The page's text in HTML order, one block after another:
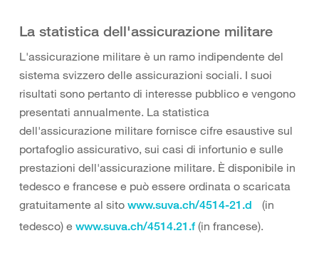
La statistica dell'assicurazione militare
L'assicurazione militare è un ramo indipendente del
sistema svizzero delle assicurazioni sociali. I suoi
risultati sono pertanto di interesse pubblico e vengono
presentati annualmente. La statistica
dell'assicurazione militare fornisce cifre esaustive sul
portafoglio assicurativo, sui casi di infortunio e sulle
prestazioni dell'assicurazione militare. È disponibile in
tedesco e francese e può essere ordinata o scaricata
gratuitamente al sito www.suva.ch/4514-21.d
(in
tedesco) e www.suva.ch/4514.21.f (in francese).